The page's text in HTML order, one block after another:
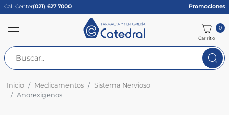
Call Center(021) 627 7000 Promociones
Carrito
0
Inicio Medicamentos
Sistema Nervioso
Anorexigenos